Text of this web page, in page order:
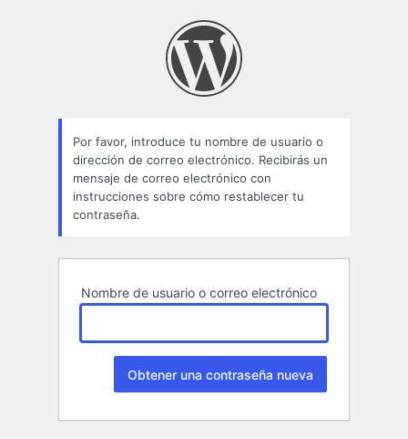
Por favor, introduce tu nombre de usuario o
dirección de correo electrónico. Recibirás un
mensaje de correo electrónico con
instrucciones sobre cómo restablecer tu
contraseña.
Nombre de usuario o correo electrónico